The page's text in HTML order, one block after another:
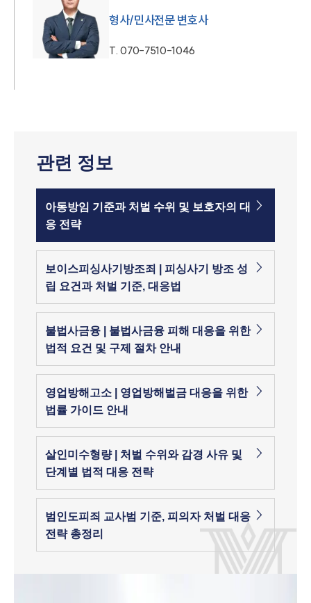
형사/민사전문 변호사
T.070-7510-1046
관련 정보
아동방임 기준과 처벌 수위 및 보호자의 대
응 전략
보이스피싱사기방조죄 | 피싱사기 방조 성
립 요건과 처벌 기준, 대응법
불법사금융 | 불법사금융 피해 대응을 위한
법적 요건 및 구제 절차 안내
영업방해고소 | 영업방해벌금 대응을 위한
법률 가이드 안내
살인미수형량 | 처벌 수위와 감경 사유 및
단계별 법적 대응 전략
범인도피죄 교사범 기준, 피의자 처벌 대응
전략 총정리